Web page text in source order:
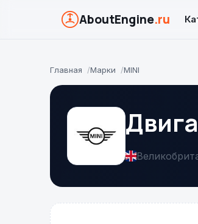
AboutEngine.ru
Главная Марки MINI